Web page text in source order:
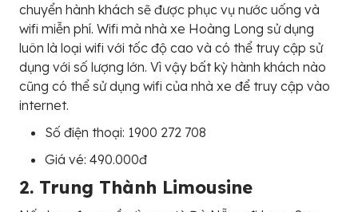
chuyển hành khách sẽ được phục vụ nước uống và
wifi miễn phí. Wifi mà nhà xe Hoàng Long sử dụng
luôn là loại wifi với tốc độ cao và có thể truy cập sử
dụng với số lượng lớn. Vì vậy bất kỳ hành khách nào
cũng có thể sử dụng wifi của nhà xe để truy cập vào
internet.
Số điện thoại: 1900 272 708
Giá vé: 490.000đ
2. Trung Thành Limousine